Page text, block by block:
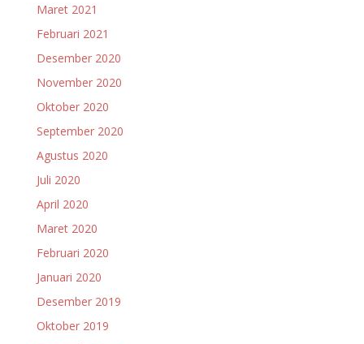
Maret 2021
Februari 2021
Desember 2020
November 2020
Oktober 2020
September 2020
Agustus 2020
Juli 2020
April 2020
Maret 2020
Februari 2020
Januari 2020
Desember 2019
Oktober 2019